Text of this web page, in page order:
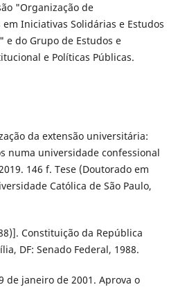
"Organização de
Iniciativas Solidárias e Estudos
e do Grupo de Estudos e
e Políticas Públicas.
da extensão universitária:
numa universidade confessional
146 f. Tese (Doutorado em
Católica de São Paulo,
Constituição da República
DF: Senado Federal, 1988.
de janeiro de 2001. Aprova o